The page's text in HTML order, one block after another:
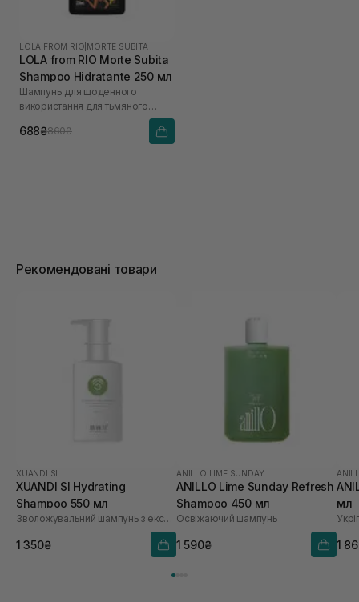
LOLA FROM RIO MORTE SUBITA
LOLA from RIO Morte Subita
Shampoo Hidratante 250 мл
Шампунь для щоденного
використання для тьмяного
688₴860₴
Рекомендовані товари
XUANDI SI
XUANDI SI Hydrating
Shampoo 550 мл
Зволожувальний шампунь з екстрактом зерна
1 350₴
ANILLO LIME SUNDAY
ANILLO Lime Sunday Refresh
Shampoo 450 мл
Освіжаючий шампунь
1 590₴
мл
1